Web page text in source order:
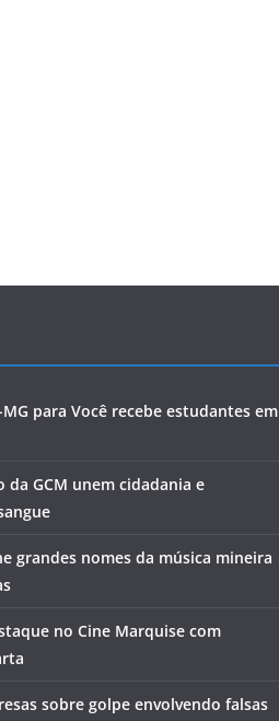
para Você recebe estudantes em
da GCM unem cidadania e
grandes nomes da música mineira
no Cine Marquise com
sobre golpe envolvendo falsas